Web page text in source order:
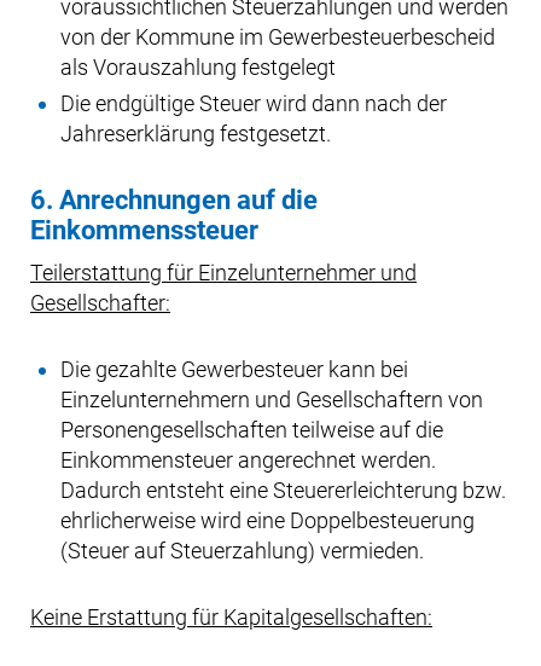
voraussichtlichen Steuerzahlungen und werden
von der Kommune im Gewerbesteuerbescheid
als Vorauszahlung festgelegt
Die endgültige Steuer wird dann nach der
Jahreserklärung festgesetzt.
6. Anrechnungen auf die
Einkommenssteuer
Teilerstattung für Einzelunternehmer und
Gesellschafter:
Die gezahlte Gewerbesteuer kann bei
Einzelunternehmern und Gesellschaftern von
Personengesellschaften teilweise auf die
Einkommensteuer angerechnet werden.
Dadurch entsteht eine Steuererleichterung bzw.
ehrlicherweise wird eine Doppelbesteuerung
(Steuer auf Steuerzahlung) vermieden.
Keine Erstattung für Kapitalgesellschaften: